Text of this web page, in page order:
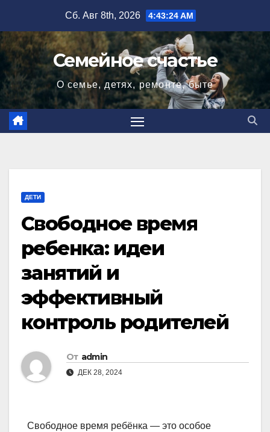
содержимому
Сб. Авг 8th, 2026 4:43:25 AM
Семейное счастье
О семье, детях, ремонте, быте
ДЕТИ
Свободное время
ребенка: идеи
занятий и
эффективный
контроль родителей
От admin
ДЕК 28, 2024
Свободное время ребёнка — это особое